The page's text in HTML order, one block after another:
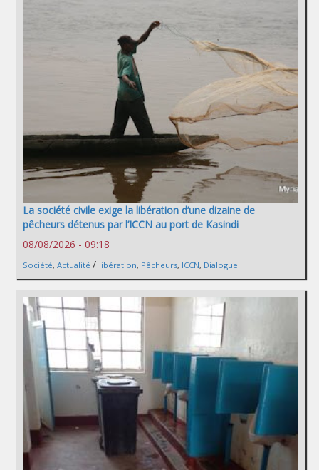
La société civile exige la libération d’une dizaine de
pêcheurs détenus par l’ICCN au port de Kasindi
08/08/2026 - 09:18
Société, Actualité / libération, Pêcheurs, ICCN, Dialogue